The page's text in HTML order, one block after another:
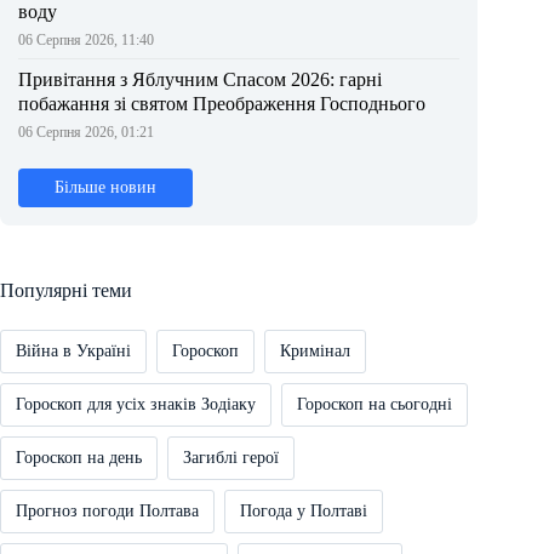
воду
06 Серпня 2026, 11:40
Привітання з Яблучним Спасом 2026: гарні
побажання зі святом Преображення Господнього
06 Серпня 2026, 01:21
Більше новин
Популярні теми
Війна в Україні Гороскоп Кримінал
Гороскоп для усіх знаків Зодіаку Гороскоп на сьогодні
Гороскоп на день Загиблі герої
Прогноз погоди Полтава Погода у Полтаві